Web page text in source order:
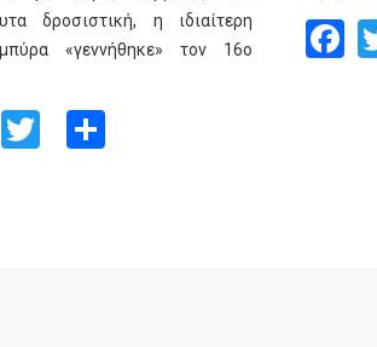
δροσιστική, η ιδιαίτερη
«γεννήθηκε» τον 16ο
TwitterShare